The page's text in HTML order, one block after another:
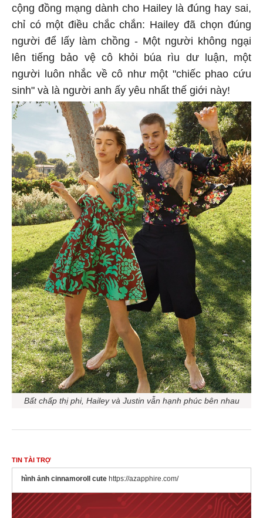
cộng đồng mạng dành cho Hailey là đúng hay sai,
chỉ có một điều chắc chắn: Hailey đã chọn đúng
người để lấy làm chồng - Một người không ngại
lên tiếng bảo vệ cô khỏi búa rìu dư luận, một
người luôn nhắc về cô như một "chiếc phao cứu
sinh" và là người anh ấy yêu nhất thế giới này!
Bất chấp thị phi, Hailey và Justin vẫn hạnh phúc bên nhau
TIN TÀI TRỢ
hình ảnh cinnamoroll cute https://azapphire.com/